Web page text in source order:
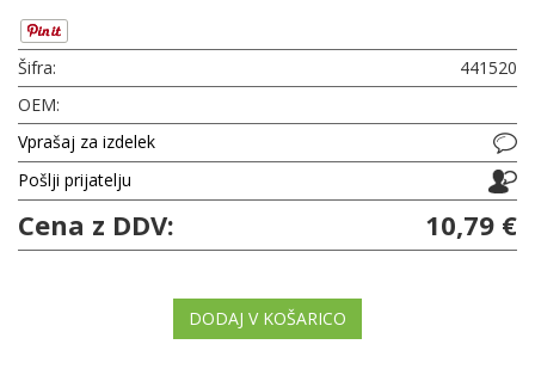
Šifra:
441520
OEM:
Vprašaj za izdelek
Pošlji prijatelju
Cena z DDV: 10,79 €
DODAJ V KOŠARICO